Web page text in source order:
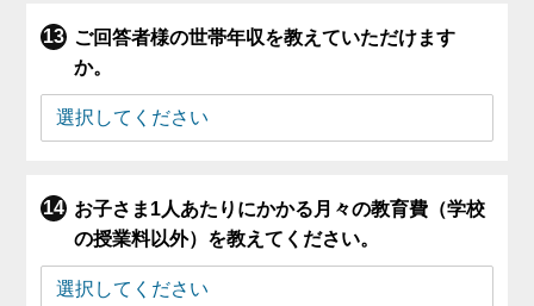
ご回答者様の世帯年収を教えていただけます
か。
お子さま1人あたりにかかる月々の教育費（学校
の授業料以外）を教えてください。